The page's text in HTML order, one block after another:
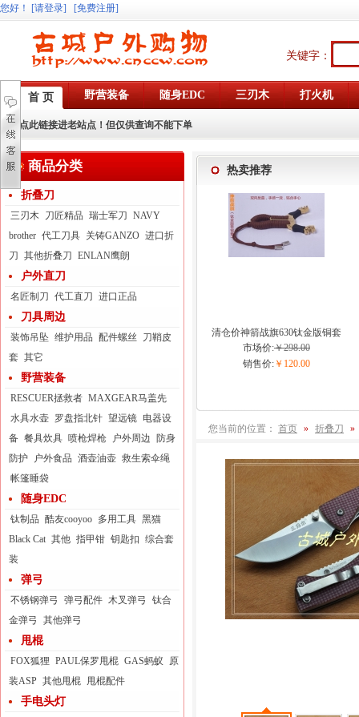
您好 ！ [请登录] [免费注册]
关键字：
首 页 野营装备 随身EDC 三刃木 打火机
点此链接进老站点！但仅供查询不能下单
商品分类
折叠刀
三刃木 刀匠精品 瑞士军刀 NAVY
brother 代工刀具 关铸GANZO 进口折
刀 其他折叠刀 ENLAN鹰朗
户外直刀
名匠制刀 代工直刀 进口正品
刀具周边
装饰吊坠 维护用品 配件螺丝
刀鞘皮
套 其它
野营装备
RESCUER拯救者 MAXGEAR马盖先
水具水壶 罗盘指北针 望远镜 电器设
备 餐具炊具 喷枪焊枪 户外周边
防身
防护
户外食品 酒壶油壶 救生索伞绳
帐篷睡袋
随身EDC
钛制品 酷友cooyoo 多用工具 黑猫
Black Cat 其他 指甲钳 钥匙扣 综合套
装
弹弓
不锈钢弹弓 弹弓配件 木叉弹弓
钛合
金弹弓
其他弹弓
甩棍
FOX狐狸 PAUL保罗甩棍 GAS蚂蚁
原
装ASP 其他甩棍 甩棍配件
手电头灯
热卖推荐
清仓价神箭战旗630钛金版铜套
弓眼反曲球卡六股弹弓
市场价:￥298.00
销售价: ￥120.00
您当前的位置： 首页 » 折叠刀 »